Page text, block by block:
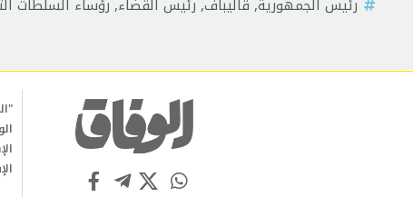
رئيس الجمهورية, قاليباف, رئيس القضاء, رؤساء السلطات